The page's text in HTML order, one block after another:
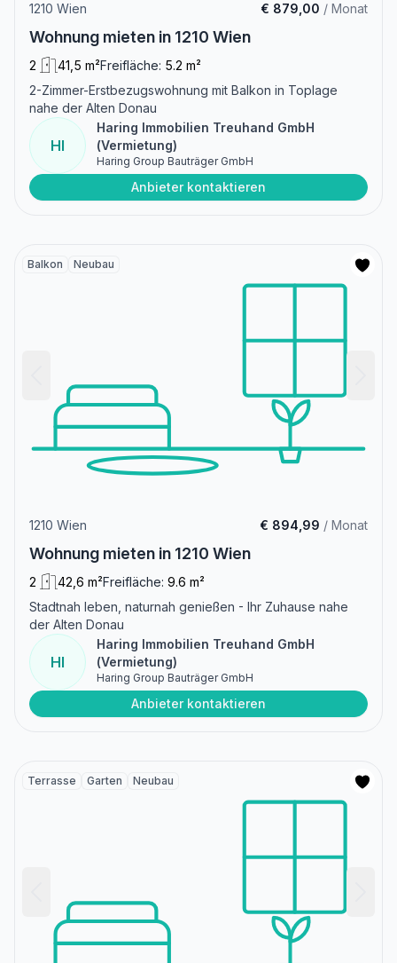
1210 Wien € 879,00 / Monat
Wohnung mieten in 1210 Wien
2 41,5 m²Freifläche: 5.2 m²
2-Zimmer-Erstbezugswohnung mit Balkon in Toplage
nahe der Alten Donau
HI
Haring Immobilien Treuhand GmbH
(Vermietung)
Haring Group Bauträger GmbH
Anbieter kontaktieren
Balkon Neubau
1210 Wien € 894,99 / Monat
Wohnung mieten in 1210 Wien
2 42,6 m²Freifläche: 9.6 m²
Stadtnah leben, naturnah genießen - Ihr Zuhause nahe
der Alten Donau
HI
Haring Immobilien Treuhand GmbH
(Vermietung)
Haring Group Bauträger GmbH
Anbieter kontaktieren
Terrasse Garten Neubau